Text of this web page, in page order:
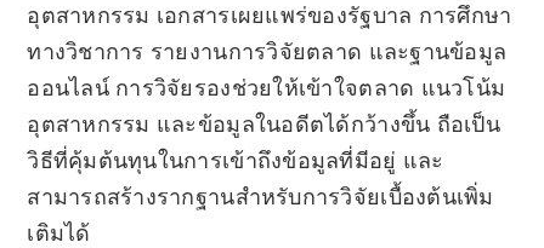
อุตสาหกรรม เอกสารเผยแพร่ของรัฐบาล การศึกษา
ทางวิชาการ รายงานการวิจัยตลาด และฐานข้อมูล
ออนไลน์ การวิจัยรองช่วยให้เข้าใจตลาด แนวโน้ม
อุตสาหกรรม และข้อมูลในอดีตได้กว้างขึ้น ถือเป็น
วิธีที่คุ้มต้นทุนในการเข้าถึงข้อมูลที่มีอยู่ และ
สามารถสร้างรากฐานสำหรับการวิจัยเบื้องต้นเพิ่ม
เติมได้